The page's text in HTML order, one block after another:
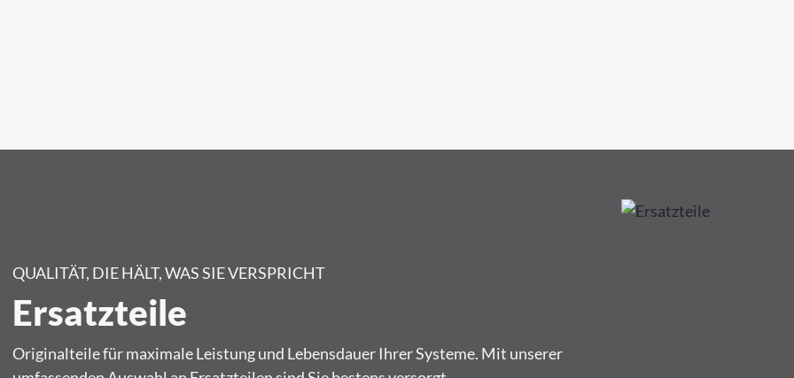
QUALITÄT, DIE HÄLT, WAS SIE VERSPRICHT
Ersatzteile
Originalteile für maximale Leistung und Lebensdauer Ihrer Systeme. Mit unserer